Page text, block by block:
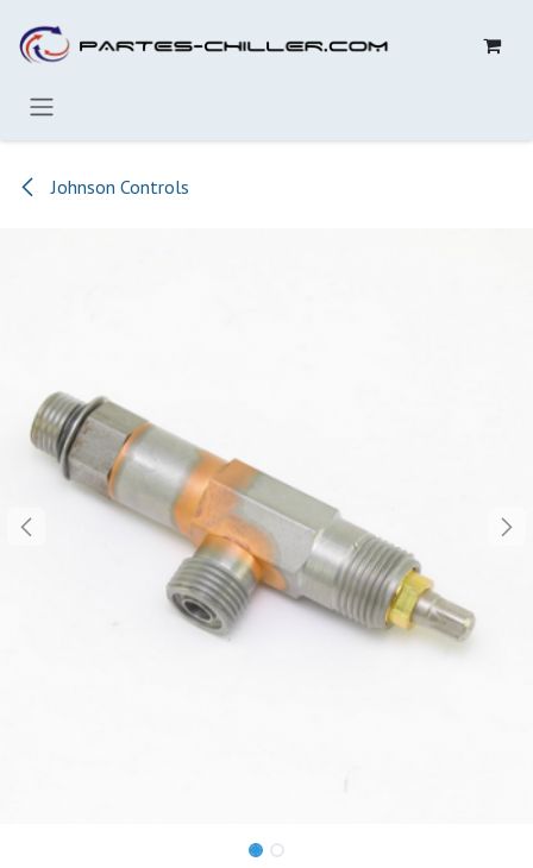
Johnson Controls